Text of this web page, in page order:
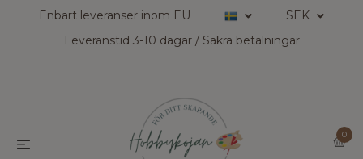
Enbart leveranser inom EU
SEK
Leveranstid 3-10 dagar / Säkra betalningar
0